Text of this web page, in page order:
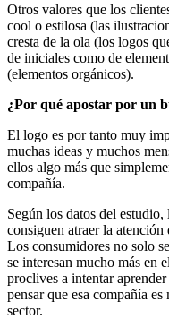
Otros valores que los
cool o estilosa (las
cresta de la ola (los logos
de iniciales como de
(elementos orgánicos).
¿Por qué apostar por un
El logo es por tanto muy
muchas ideas y muchos
ellos algo más que
compañía.
Según los datos del
consiguen atraer la
Los consumidores no solo
se interesan mucho más en
proclives a intentar
pensar que esa compañía
sector.